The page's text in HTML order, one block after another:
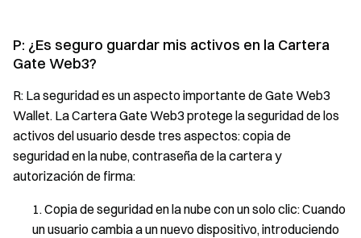
P: ¿Es seguro guardar mis activos en la Cartera
Gate Web3?
R: La seguridad es un aspecto importante de Gate Web3
Wallet. La Cartera Gate Web3 protege la seguridad de los
activos del usuario desde tres aspectos: copia de
seguridad en la nube, contraseña de la cartera y
autorización de firma:
Copia de seguridad en la nube con un solo clic: Cuando
un usuario cambia a un nuevo dispositivo, introduciendo